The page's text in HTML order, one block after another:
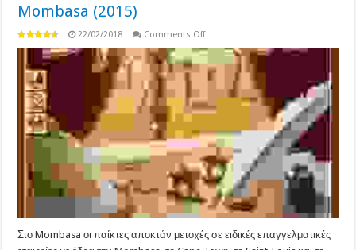
Mombasa (2015)
22/02/2018 Comments Offon
(2015)
Στο Mombasa οι παίκτες αποκτάν μετοχές σε ειδικές επαγγελματικές